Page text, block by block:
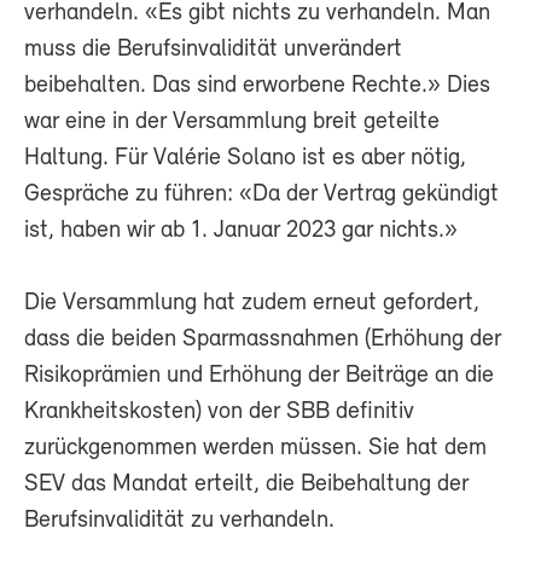
verhandeln. «Es gibt nichts zu verhandeln. Man
muss die Berufsinvalidität unverändert
beibehalten. Das sind erworbene Rechte.» Dies
war eine in der Versammlung breit geteilte
Haltung. Für Valérie Solano ist es aber nötig,
Gespräche zu führen: «Da der Vertrag gekündigt
ist, haben wir ab 1. Januar 2023 gar nichts.»
Die Versammlung hat zudem erneut gefordert,
dass die beiden Sparmassnahmen (Erhöhung der
Risikoprämien und Erhöhung der Beiträge an die
Krankheitskosten) von der SBB definitiv
zurückgenommen werden müssen. Sie hat dem
SEV das Mandat erteilt, die Beibehaltung der
Berufsinvalidität zu verhandeln.